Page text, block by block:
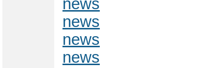
news
news
news
news